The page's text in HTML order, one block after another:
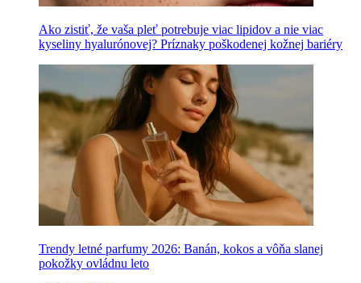
Ako zistiť, že vaša pleť potrebuje viac lipidov a nie viac
kyseliny hyalurónovej? Príznaky poškodenej kožnej bariéry
Trendy letné parfumy 2026: Banán, kokos a vôňa slanej
pokožky ovládnu leto